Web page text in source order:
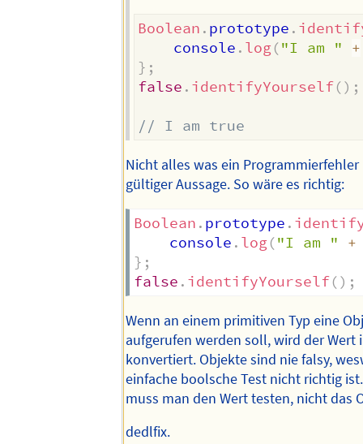
Boolean . prototype .
    console
. log("I am "
+
} ;
false . identifyYourself() ;
// I am true
Nicht alles was ein Programmierfehler
gültiger Aussage. So wäre es richtig:
Boolean . prototype .
    console
. log("I am "
+
} ;
false . identifyYourself() ;
Wenn an einem primitiven Typ eine
aufgerufen werden soll, wird der Wert
konvertiert. Objekte sind nie falsy,
einfache boolsche Test nicht richtig
muss man den Wert testen, nicht das
dedlfix.